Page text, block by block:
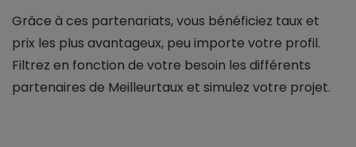
Grâce à ces partenariats, vous bénéficiez taux et
prix les plus avantageux, peu importe votre profil.
Filtrez en fonction de votre besoin les différents
partenaires de Meilleurtaux et simulez votre projet.